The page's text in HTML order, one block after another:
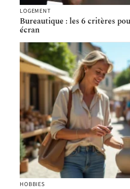
LOGEMENT
Bureautique : les 6 critères
écran
HOBBIES